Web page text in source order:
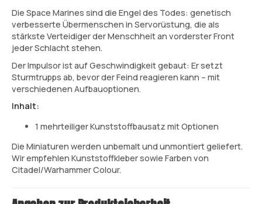
Die Space Marines sind die Engel des Todes: genetisch
verbesserte Übermenschen in Servorüstung, die als
stärkste Verteidiger der Menschheit an vorderster Front
jeder Schlacht stehen.
Der Impulsor ist auf Geschwindigkeit gebaut: Er setzt
Sturmtrupps ab, bevor der Feind reagieren kann – mit
verschiedenen Aufbauoptionen.
Inhalt:
1 mehrteiliger Kunststoffbausatz mit Optionen
Die Miniaturen werden unbemalt und unmontiert geliefert.
Wir empfehlen Kunststoffkleber sowie Farben von
Citadel/Warhammer Colour.